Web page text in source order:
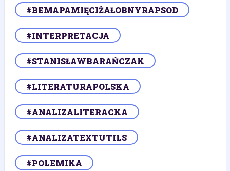
#BEMAPAMIĘCIŻAŁOBNYRAPSOD
#INTERPRETACJA
#STANISŁAWBARAŃCZAK
#LITERATURAPOLSKA
#ANALIZALITERACKA
#ANALIZATEXTUTILS
#POLEMIKA